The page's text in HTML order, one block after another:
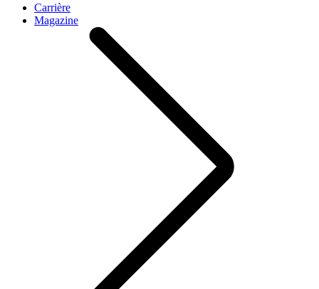
Carrière
Magazine